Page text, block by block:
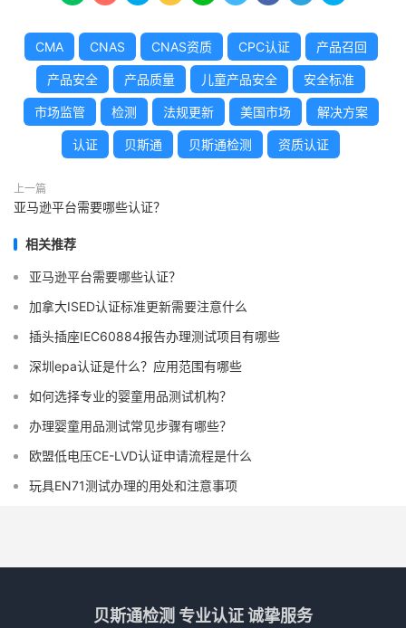
CMA CNAS CNAS资质 CPC认证 产品召回
产品安全 产品质量 儿童产品安全 安全标准
市场监管 检测 法规更新 美国市场 解决方案
认证 贝斯通 贝斯通检测 资质认证
上一篇
亚马逊平台需要哪些认证？
相关推荐
亚马逊平台需要哪些认证？
加拿大ISED认证标准更新需要注意什么
插头插座IEC60884报告办理测试项目有哪些
深圳epa认证是什么？应用范围有哪些
如何选择专业的婴童用品测试机构？
办理婴童用品测试常见步骤有哪些？
欧盟低电压CE-LVD认证申请流程是什么
玩具EN71测试办理的用处和注意事项
贝斯通检测 专业认证 诚挚服务